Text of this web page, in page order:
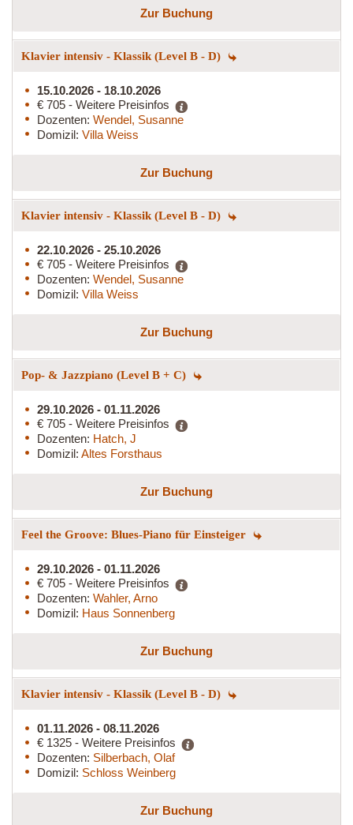
Zur Buchung
Klavier intensiv - Klassik (Level B - D)
15.10.2026 - 18.10.2026
€ 705 - Weitere Preisinfos
Dozenten: Wendel, Susanne
Domizil: Villa Weiss
Zur Buchung
Klavier intensiv - Klassik (Level B - D)
22.10.2026 - 25.10.2026
€ 705 - Weitere Preisinfos
Dozenten: Wendel, Susanne
Domizil: Villa Weiss
Zur Buchung
Pop- & Jazzpiano (Level B + C)
29.10.2026 - 01.11.2026
€ 705 - Weitere Preisinfos
Dozenten: Hatch, J
Domizil: Altes Forsthaus
Zur Buchung
Feel the Groove: Blues-Piano für Einsteiger
29.10.2026 - 01.11.2026
€ 705 - Weitere Preisinfos
Dozenten: Wahler, Arno
Domizil: Haus Sonnenberg
Zur Buchung
Klavier intensiv - Klassik (Level B - D)
01.11.2026 - 08.11.2026
€ 1325 - Weitere Preisinfos
Dozenten: Silberbach, Olaf
Domizil: Schloss Weinberg
Zur Buchung